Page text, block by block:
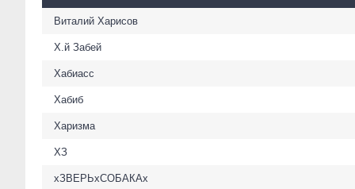
Виталий Харисов
Х.й Забей
Хабиасс
Хабиб
Харизма
ХЗ
хЗВЕРЬхСОБАКАх